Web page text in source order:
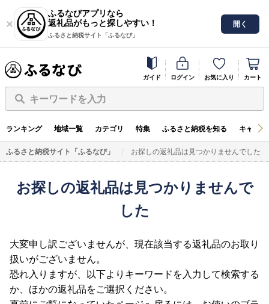
ふるなびアプリなら
返礼品がもっと探しやすい！
ふるさと納税サイト「ふるなび」
開く
ガイド ログイン お気に入り カート
キーワードを入力
ランキング 地域一覧 カテゴリ 特集 ふるさと納税を知る キャン
ふるさと納税サイト「ふるなび」 お探しの返礼品は見つかりませんでした
お探しの返礼品は見つかりませんで
した
大変申し訳ございませんが、現在該当する返礼品のお取り
扱いがございません。
恐れ入りますが、以下よりキーワードを入力して検索する
か、ほかの返礼品をご選択ください。